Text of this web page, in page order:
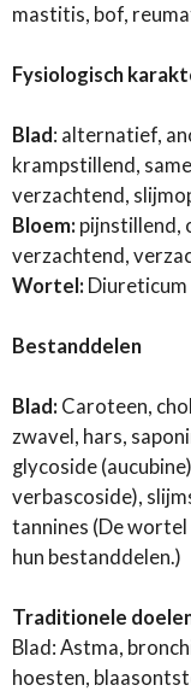
mastitis, bof,
Fysiologisch
Blad: alternatief,
krampstillend,
verzachtend,
Bloem: pijnstillend,
verzachtend,
Wortel: Diureticum
Bestanddelen
Blad: Caroteen,
zwavel, hars,
glycoside
verbascoside),
tannines (De
hun bestanddelen.)
Traditionele
Blad: Astma,
hoesten,